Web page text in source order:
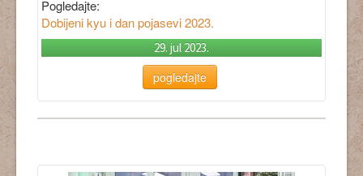
Pogledajte:
Dobijeni kyu i dan pojasevi 2023.
29. jul 2023.
pogledajte